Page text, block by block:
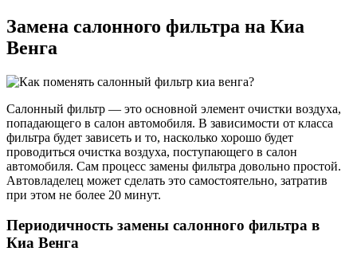
Замена салонного фильтра на Киа
Венга
Салонный фильтр — это основной элемент очистки воздуха,
попадающего в салон автомобиля. В зависимости от класса
фильтра будет зависеть и то, насколько хорошо будет
проводиться очистка воздуха, поступающего в салон
автомобиля. Сам процесс замены фильтра довольно простой.
Автовладелец может сделать это самостоятельно, затратив
при этом не более 20 минут.
Периодичность замены салонного фильтра в
Киа Венга